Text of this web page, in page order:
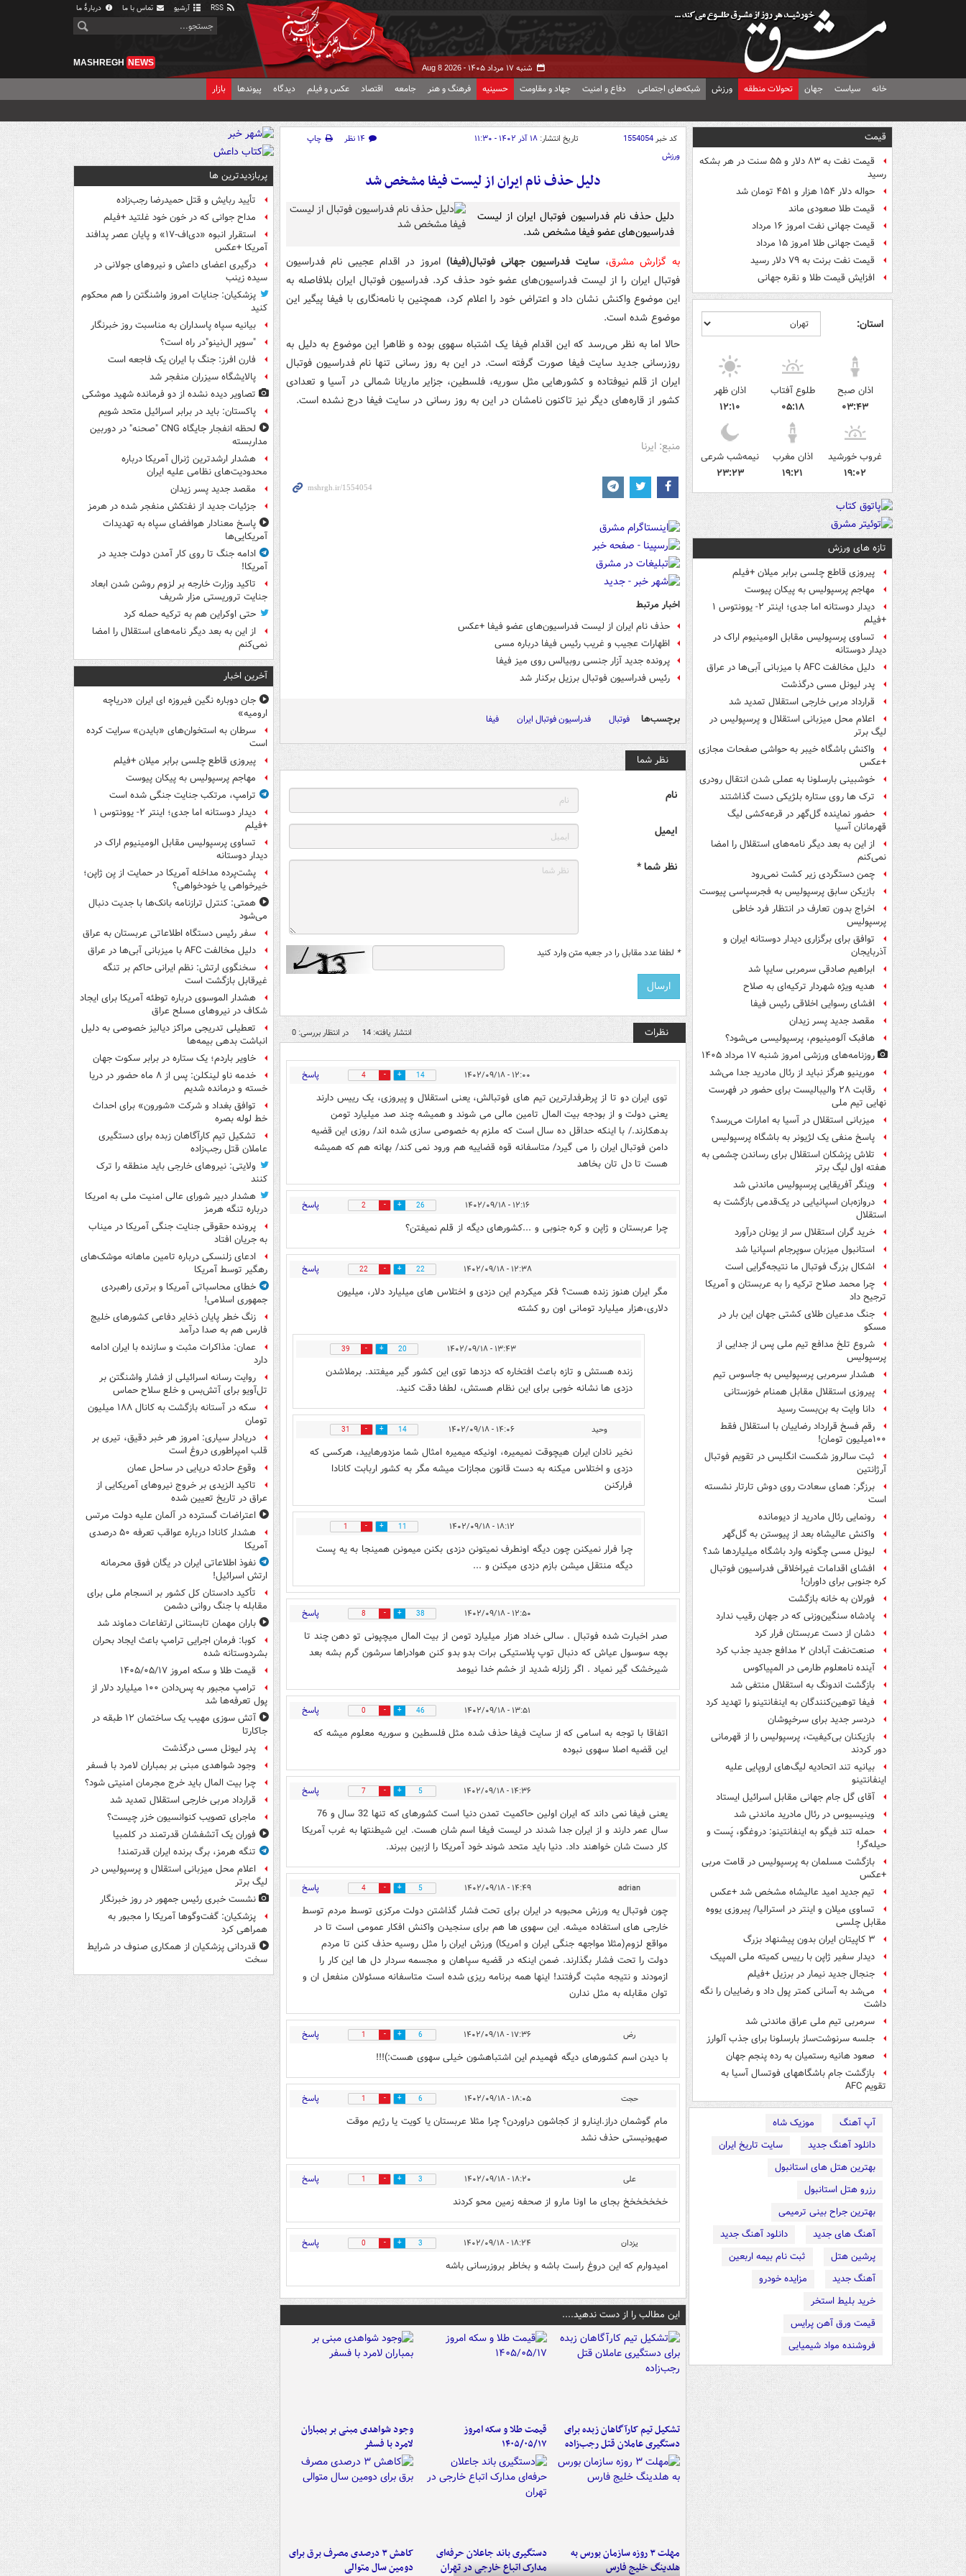
آرشیو تماس با ما دربارهٔ ما
شنبه ۱۷ مرداد ۱۴۰۵ - Aug 8 2026
MASHREGH NEWS
خانه سیاست جهان تحولات منطقه ورزش شبکه‌های اجتماعی دفاع و امنیت جهاد و مقاومت حسینیه فرهنگ و هنر جامعه اقتصاد عکس و فیلم دیدگاه پیوندها بازار
قیمت
قیمت نفت به ۸۳ دلار و ۵۵ سنت در هر بشکه
رسید
حواله دلار ۱۵۴ هزار و ۴۵۱ تومان شد
قیمت طلا صعودی ماند
قیمت جهانی نفت امروز ۱۶ مرداد
قیمت جهانی طلا امروز ۱۵ مرداد
قیمت نفت برنت به ۷۹ دلار رسید
افزایش قیمت طلا و نقره جهانی
استان:
اذان صبح
۰۳:۴۳
طلوع آفتاب
۰۵:۱۸
اذان ظهر
۱۲:۱۰
غروب خورشید
۱۹:۰۲
اذان مغرب
۱۹:۲۱
نیمه‌شب شرعی
۲۳:۲۳
تازه های ورزش
پیروزی قاطع چلسی برابر میلان +فیلم
مهاجم پرسپولیس به پیکان پیوست
دیدار دوستانه اما جدی؛ اینتر ۲- یوونتوس ۱
+فیلم
تساوی پرسپولیس مقابل الومینیوم اراک در
دیدار دوستانه
دلیل مخالفت AFC با میزبانی آبی‌ها در عراق
پدر لیونل مسی درگذشت
قرارداد مربی خارجی استقلال تمدید شد
اعلام محل میزبانی استقلال و پرسپولیس در
لیگ برتر
واکنش باشگاه خیبر به حواشی صفحات مجازی
+عکس
خوشبینی بارسلونا به عملی شدن انتقال رودری
ترک ها روی ستاره بلژیکی دست گذاشتند
حضور نماینده گل‌گهر در قرعه‌کشی لیگ
قهرمانان آسیا
از این به بعد دیگر نامه‌های استقلال را امضا
نمی‌کنم
چمن دستگردی زیر کشت نمی‌رود
بازیکن سابق پرسپولیس به فجرسپاسی پیوست
اخراج بدون تعارف در انتظار فرد خاطی
پرسپولیس
توافق برای برگزاری دیدار دوستانه ایران و
آذربایجان
ابراهیم صادقی سرمربی سایپا شد
هدیه ویژه شهردار ترکیه‌ای به صلاح
افشای رسوایی اخلاقی رئیس فیفا
مقصد جدید پسر زیدان
هافبک آلومینیوم، پرسپولیسی می‌شود؟
روزنامه‌های ورزشی امروز ‌شنبه ۱۷ مرداد ۱۴۰۵
مورینیو هرگز نباید از رئال مادرید جدا می‌شد
رقابت ۲۸ والیبالیست برای حضور در فهرست
نهایی تیم ملی
میزبانی استقلال در آسیا به امارات می‌رسد؟
پاسخ منفی یک لژیونر به باشگاه پرسپولیس
تلاش پزشکان استقلال برای رساندن چشمی به
هفته اول لیگ برتر
وینگر آفریقایی پرسپولیس ماندنی شد
دروازه‌بان اسپانیایی در یک‌قدمی بازگشت به
استقلال
خرید گران استقلال سر از یونان درآورد
استانبول میزبان سوپرجام اسپانیا شد
اشکال بزرگ فوتبال ما نتیجه‌گرایی است
چرا محمد صلاح ترکیه را به عربستان و آمریکا
ترجیح داد
جنگ مدعیان طلای کشتی جهان این بار در
مسکو
شروع تلخ مدافع تیم ملی پس از جدایی از
پرسپولیس
هشدار سرمربی پرسپولیس به جاسوس تیم
پیروزی استقلال مقابل همنام خوزستانی
دانا وایت به بن‌بست رسید
رقم فسخ قرارداد رضاییان با استقلال فقط
۱۰۰میلیون تومان!
ثبت سالروز شکست انگلیس در تقویم فوتبال
آرژانتین
برزگر: همای سعادت روی دوش تارتار نشسته
است
رونمایی رئال مادرید از دیومانده
واکنش عالیشاه بعد از پیوستن به گل‌گهر
لیونل مسی چگونه وارد باشگاه میلیاردها شد؟
افشای اقدامات غیراخلاقی فدراسیون فوتبال
کره جنوبی برای داوران!
فورلان به خانه بازگشت
پادشاه سنگین‌وزنی که در جهان رقیب ندارد
دشان از دست عربستان فرار کرد
صنعت‌نفت آبادان ۲ مدافع جدید جذب کرد
آینده نامعلوم طارمی در المپیاکوس
بازگشت اندونگ به استقلال منتفی شد
فیفا توهین‌کنندگان به اینفانتینو را تهدید کرد
دردسر جدید برای سرخپوشان
بازیکنان بی‌کیفیت، پرسپولیس را از قهرمانی
دور کردند
بیانیه تند اتحادیه لیگ‌های اروپایی علیه
اینفانتینو
آقای گل جام جهانی مقابل اسرائیل ایستاد
وینیسیوس در رئال مادرید ماندنی شد
حمله تند فیگو به اینفانتینو: دروغگو، پَست‌ و
حیله‌گر!
بازگشت مسلمان به پرسپولیس در قامت مربی
+عکس
تیم جدید امید عالیشاه مشخص شد +عکس
تساوی میلان و اینتر در استرالیا/ پیروزی یووه
مقابل چلسی
۳ کاپیتان ایران بدون پیشنهاد بزرگ
دیدار سفیر ژاپن با رییس کمیته ملی المپیک
جنجال جدید نیمار در برزیل +فیلم
می‌شد به آسانی کمتر پول داد و رضاییان را نگه
داشت
سرمربی تیم ملی عراق ماندنی شد
جلسه سرنوشت‌ساز بارسلونا برای جذب آلوارز
صعود هانیه رستمیان به رده پنجم جهان
بازگشت جام باشگاههای فوتسال آسیا به
تقویم AFC
آپ آهنگ
موزیک شاه
دانلود آهنگ جدید
سایت تاریخ ایران
بهترین هتل های استانبول
رزرو هتل استانبول
بهترین جراح بینی ترمیمی
آهنگ های جدید
دانلود آهنگ جدید
پرشین هتل
ثبت نام بیمه اربعین
آهنگ جدید
مزایده خودرو
خرید بلیط استخر
قیمت ورق آهن پرایس
فروشنده مواد شیمیایی
کد خبر1554054 تاریخ انتشار: ۱۸ آذر ۱۴۰۲ - ۱۱:۳۰ ۱۴ نظر
چاپ
ورزش
دلیل حذف نام ایران از لیست فیفا مشخص شد
دلیل حذف نام فدراسیون فوتبال ایران از لیست
فدراسیون‌های عضو فیفا مشخص شد.
به گزارش مشرق، سایت فدراسیون جهانی فوتبال(فیفا) امروز در اقدام عجیبی نام فدراسیون
فوتبال ایران را از لیست فدراسیون‌های عضو خود حذف کرد. فدراسیون فوتبال ایران بلافاصله به
این موضوع واکنش نشان داد و اعتراض خود را اعلام کرد، همچنین با نامه‌نگاری با فیفا پیگیر این
موضوع شده است.
حالا اما به نظر می‌رسد که این اقدام فیفا یک اشتباه سهوی بوده و ظاهرا این موضوع به دلیل به
روزرسانی جدید سایت فیفا صورت گرفته است. در این به روز رسانی تنها نام فدراسیون فوتبال
ایران از قلم نیوفتاده و کشورهایی مثل سوریه، فلسطین، جزایر ماریانا شمالی در آسیا و تعدادی
کشور از قاره‌های دیگر نیز تاکنون نامشان در این به روز رسانی در سایت فیفا درج نشده است.
منبع: ایرنا
اخبار مرتبط
حذف نام ایران از لیست فدراسیون‌های عضو فیفا +عکس
اظهارات عجیب و غریب رئیس فیفا درباره مسی
پرونده جدید آزار جنسی روبیالس روی میز فیفا
رئیس فدراسیون فوتبال برزیل برکنار شد
برچسب‌ها فوتبال فدراسیون فوتبال ایران فیفا
نظر شما
نام
ایمیل
نظر شما *
* لطفا عدد مقابل را در جعبه متن وارد کنید
نظرات انتشار یافته: 14 در انتظار بررسی: 0
۱۲:۰۰ - ۱۴۰۲/۰۹/۱۸ 14
4 پاسخ
توی ایران دو تا از پرطرفدارترین تیم های فوتبالش، یعنی استقلال و پیروزی، یک رییس دارند
یعنی دولت و از بودجه بیت المال تامین مالی می شوند و همیشه چند صد میلیارد تومن
بدهکارند./ با اینکه حداقل ده سال است که ملزم به خصوصی سازی شده اند/ روزی این قضیه
دامن فوتبال ایران را می گیرد/ متاسفانه قوه قضاییه هم ورود نمی کند/ بهانه هم که همیشه
هست تا دل تان بخاهد
۱۲:۱۶ - ۱۴۰۲/۰۹/۱۸ 26
2 پاسخ
چرا عربستان و ژاپن و کره جنوبی و ...کشورهای دیگه از قلم نمیفتن؟
۱۲:۳۸ - ۱۴۰۲/۰۹/۱۸ 22
22 پاسخ
مگر ایران هنوز زنده هست؟ فکر میکردم این دزدی و اختلاس های میلیارد دلار، میلیون
دلاری،هزار میلیارد تومانی اون رو کشته
۱۳:۴۳ - ۱۴۰۲/۰۹/۱۸ 20
39
زنده هستش و تازه باعث افتخاره که دزدها توی این کشور گیر میفتند. برملاشدن
دزدی ها نشانه خوبی برای این نظام هستش، لطفا دقت کنید.
وحید ۱۴:۰۶ - ۱۴۰۲/۰۹/۱۸ 14
31
نخیر نادان ایران هیچوقت نمیمیره، اونیکه میمیره امثال شما مزدورهایید، هرکسی که
دزدی و اختلاس میکنه به دست قانون مجازات میشه مگر به کشور اربابت کانادا
فرارکنن
۱۸:۱۲ - ۱۴۰۲/۰۹/۱۸ 11
1
چرا فرار نمیکنن چون دیگه اونطرف نمیتونن دزدی بکنن میمونن همینجا به یه پست
دیگه منتقل میشن بازم دزدی میکنن و ...
۱۲:۵۰ - ۱۴۰۲/۰۹/۱۸ 38
8 پاسخ
صدر اخبارت شده فوتبال . سالی خداد هزار میلیارد تومن از بیت المال میچپونی تو دهن چند تا
بچه سوسول عیاش که دنبال توپ پلاستیکی برات بدو بدو کنن هوادراها سرشون گرم بشه بعد
شیرخشک گیر نمیاد . اگر زلزله شدید از خشم خدا نیومد
۱۳:۵۱ - ۱۴۰۲/۰۹/۱۸ 46
0 پاسخ
اتفاقا با توجه به اسامی که از سایت فیفا حذف شده مثل فلسطین و سوریه معلوم میشه که
این قضیه اصلا سهوی نبوده
۱۴:۳۶ - ۱۴۰۲/۰۹/۱۸ 5
7 پاسخ
یعنی فیفا نمی داند که ایران اولین حاکمیت تمدن دنیا است کشورهای که تنها 32 سال و 76
سال عمر دارند و از ایران جدا شدند در لیست فیفا اسم شان هست. این شیطنتها به غرب آمریکا
کار دست شان خواهند داد. دنیا باید متحد شوند خود آمریکا را ازبین ببرند.
adrian ۱۴:۴۹ - ۱۴۰۲/۰۹/۱۸ 5
4 پاسخ
چون فوتبال یه ورزش محبوبه در ایران برای تحت فشار گذاشتن دولت مرکزی توسط مردم توسط
خارجی های استفاده میشه. این سهوی ها هم برای سنجیدن واکنش افکار عمومی است تا در
مواقع لزوم(مثلا مواجهه جنگی ایران و امریکا) ورزش ایران را مثل روسیه حذف کنن تا مردم
دولت را تحت فشار بگذارند. ضمن اینکه در قضیه سپاهان و مجسمه سردار دل ها این کار را
ازمودند و نتیجه مثبت گرفتند! اینها همه برنامه ریزی شده است متاسفانه مسئولان منفعل ان و
توان مقابله به مثل ندارن
رض ۱۷:۳۶ - ۱۴۰۲/۰۹/۱۸ 6
1 پاسخ
با دیدن اسم کشورهای دیگه فهمیدم این اشتباهشون خیلی سهوی هست:)!!!
حجت ۱۸:۰۵ - ۱۴۰۲/۰۹/۱۸ 6
1 پاسخ
مام گوشمان دراز.اینارو از کجاشون دراوردن؟ چرا مثلا عربستان یا کویت یا رژیم موقت
صهیونیستی حذف نشد
علی ۱۸:۲۰ - ۱۴۰۲/۰۹/۱۸ 3
1 پاسخ
خخخخخخخ بجای ما اونا مارو از صحفه زمین محو کردند
یزدان ۱۸:۲۴ - ۱۴۰۲/۰۹/۱۸ 3
0 پاسخ
امیدوارم که این دروغ راست باشه و بخاطر بروزرسانی باشه
این مطالب را از دست ندهید....
تشکیل تیم کارآگاهان زبده برای
دستگیری عاملان قتل رجب‌زاده
قیمت طلا و سکه امروز
۱۴۰۵/۰۵/۱۷
وجود شواهدی مبنی بر بمباران
لامرد با فسفر
مهلت ۳ روزه سازمان بورس به
هلدینگ خلیج فارس
دستگیری باند جاعلان حرفه‌ای
مدارک اتباع خارجی در تهران
کاهش ۳ درصدی مصرف برق برای
دومین سال متوالی
پربازدیدترین ها
تأیید ربایش و قتل حمیدرضا رجب‌زاده
مداح جوانی که در خون خود غلتید +فیلم
استقرار انبوه «دی‌اف‑۱۷» و پایان عصر پدافند
آمریکا +عکس
درگیری اعضای داعش و نیروهای جولانی در
سیده زینب
پزشکیان: جنایات امروز واشنگتن را هم محکوم
کنید
بیانیه سپاه پاسداران به مناسبت روز خبرنگار
"سوپر ال‌نینو"در راه است؟
فارن افرز: جنگ با ایران یک فاجعه است
پالایشگاه سیزران منفجر شد
تصاویر دیده‌ نشده از دو فرمانده شهید موشکی
پاکستان: باید در برابر اسرائیل متحد شویم
لحظه انفجار جایگاه CNG "صحنه" در دوربین
مداربسته
هشدار ارشدترین ژنرال آمریکا درباره
محدودیت‌های نظامی علیه ایران
مقصد جدید پسر زیدان
جزئیات جدید از نفتکش منفجر شده در هرمز
پاسخ معنادار هوافضای سپاه به تهدیدات
آمریکایی‌ها
ادامه جنگ تا روی کار آمدن دولت جدید در
آمریکا!
تاکید وزارت خارجه بر لزوم روشن شدن ابعاد
جنایت تروریستی مزار شریف
حتی اوکراین هم به ترکیه حمله کرد
از این به بعد دیگر نامه‌های استقلال را امضا
نمی‌کنم
آخرین اخبار
جان دوباره نگین فیروزه ای ایران «دریاچه
ارومیه»
سرطان به استخوان‌های «بایدن» سرایت کرده
است
پیروزی قاطع چلسی برابر میلان +فیلم
مهاجم پرسپولیس به پیکان پیوست
ترامپ، مرتکب جنایت جنگی شده است
دیدار دوستانه اما جدی؛ اینتر ۲- یوونتوس ۱
+فیلم
تساوی پرسپولیس مقابل الومینیوم اراک در
دیدار دوستانه
پشت‌پرده مداخله آمریکا در حمایت از یِن ژاپن؛
خیرخواهی یا خودخواهی؟
همتی: کنترل ترازنامه بانک‌ها با جدیت دنبال
می‌شود
سفر رئیس دستگاه اطلاعاتی عربستان به عراق
دلیل مخالفت AFC با میزبانی آبی‌ها در عراق
سخنگوی ارتش: نظم ایرانی حاکم بر تنگه
غیرقابل بازگشت است
هشدار الموسوی درباره توطئه آمریکا برای ایجاد
شکاف در نیروهای مسلح عراق
تعطیلی تدریجی مراکز دیالیز خصوصی به دلیل
انباشت بدهی بیمه‌ها
خاویر باردم؛ یک ستاره در برابر سکوت جهان
خدمه ناو لینکلن: پس از ۸ ماه حضور در دریا
خسته و درمانده‌ شدیم
توافق بغداد و شرکت «شورون» برای احداث
خط لوله بصره
تشکیل تیم کارآگاهان زبده برای دستگیری
عاملان قتل رجب‌زاده
ولایتی: نیروهای خارجی باید منطقه را ترک
کنند
هشدار دبیر شورای عالی امنیت ملی به امریکا
درباره تنگه هرمز
پرونده حقوقی جنایت جنگی آمریکا در میناب
به جریان افتاد
ادعای زلنسکی درباره تامین ماهانه موشک‌های
رهگیر توسط آمریکا
خطای محاسباتی آمریکا و برتری راهبردی
جمهوری اسلامی!
زنگ خطر پایان ذخایر دفاعی کشورهای خلیج
فارس هم به صدا درآمد
عمان: مذاکرات مثبت و سازنده با ایران ادامه
دارد
روایت رسانه اسرائیلی از فشار واشنگتن بر
تل‌آویو برای آتش‌بس و خلع سلاح حماس
سکه در آستانه بازگشت به کانال ۱۸۸ میلیون
تومان
دریادار سیاری: امروز هر خبر دقیق، تیری بر
قلب امپراطوری دروغ است
وقوع حادثه دریایی در ساحل عمان
تاکید الزیدی بر خروج نیروهای آمریکایی از
عراق در تاریخ تعیین شده
اعتراضات گسترده در آلمان علیه دولت مرتس
هشدار کانادا درباره عواقب تعرفه ۵۰ درصدی
آمریکا
نفوذ اطلاعاتی ایران در یگان فوق محرمانه
ارتش اسرائیل!
تأکید دادستان کل کشور بر انسجام ملی برای
مقابله با جنگ روانی دشمن
باران مهمان تابستانی ارتفاعات دماوند شد
کوبا: فرمان اجرایی ترامپ باعث ایجاد بحران
بشردوستانه شده
قیمت طلا و سکه امروز ۱۴۰۵/۰۵/۱۷
ترامپ مجبور به پس‌دادن ۱۰۰ میلیارد دلار از
پول تعرفه‌ها شد
آتش سوزی مهیب یک ساختمان ۱۲ طبقه در
جاکارتا
پدر لیونل مسی درگذشت
وجود شواهدی مبنی بر بمباران لامرد با فسفر
چرا بیت المال باید خرج مجرمان امنیتی شود؟
قرارداد مربی خارجی استقلال تمدید شد
ماجرای تصویب کنوانسیون خزر چیست؟
فوران یک آتشفشان قدرتمند در کلمبیا
تنگه هرمز، برگ برنده ایران قدرتمند!
اعلام محل میزبانی استقلال و پرسپولیس در
لیگ برتر
نشست خبری رئیس جمهور در روز خبرنگار
پزشکیان: گفت‌وگوها آمریکا را مجبور به
همراهی کرد
قدردانی پزشکیان از همکاری صنوف در شرایط
سخت